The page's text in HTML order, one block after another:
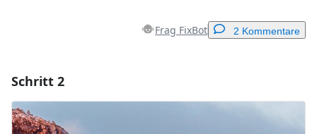
Frag FixBot 2 Kommentare
Kommentar hinzufügen
Schritt 2